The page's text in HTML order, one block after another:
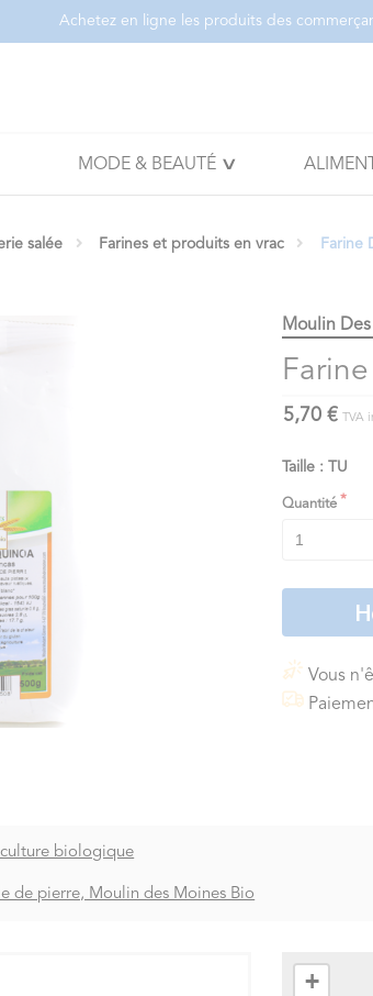
Achetez en ligne les produits des
MODE & BEAUTÉ
salée Farines et produits en vrac Farine
Moulin
5,70 € TVA
Taille : TU
Quantité
Vous
biologique
de pierre, Moulin des Moines Bio
+